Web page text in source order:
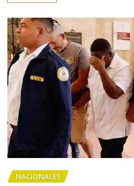
NACIONALES